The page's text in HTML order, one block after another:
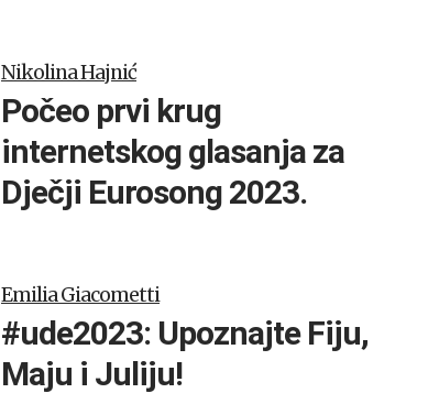
Nikolina Hajnić
Počeo prvi krug
internetskog glasanja za
Dječji Eurosong 2023.
Emilia Giacometti
#ude2023: Upoznajte Fiju,
Maju i Juliju!